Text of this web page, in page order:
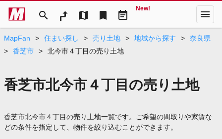
search map bookmark event_note
New! menu
MapFan > 住まい探し > 売り土地 > 地域から探す >
奈良県
>
香芝市 > 北今市４丁目の売り土地
香芝市北今市４丁目の売り土地
香芝市北今市４丁目の売り土地一覧です。ご希望の間取りや家賃な
どの条件を指定して、物件を絞り込むことができます。